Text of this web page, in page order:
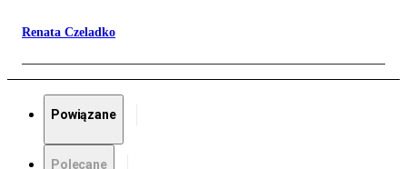
Renata Czeladko
Powiązane
Polecane